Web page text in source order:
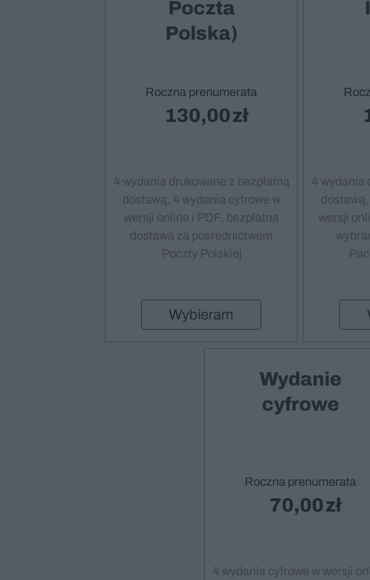
Poczta
Polska)
Roczna prenumerata
130,00
4 wydania drukowane z bezpłatną
dostawą, 4 wydania cyfrowe w
wersji online i PDF, bezpłatna
dostawa za pośrednictwem
Poczty Polskiej
Wybieram
4 wydania
wersji
Wydanie
cyfrowe
Roczna prenumerata
70,00
4 wydania cyfrowe w wersji